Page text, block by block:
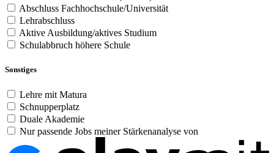
Abschluss Fachhochschule/Universität
Lehrabschluss
Aktive Ausbildung/aktives Studium
Schulabbruch höhere Schule
Sonstiges
Lehre mit Matura
Schnupperplatz
Duale Akademie
Nur passende Jobs meiner Stärkenanalyse von